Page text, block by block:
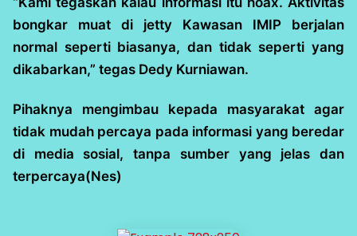
bongkar muat di jetty Kawasan IMIP berjalan
normal seperti biasanya, dan tidak seperti yang
dikabarkan,” tegas Dedy Kurniawan.
Pihaknya mengimbau kepada masyarakat agar
tidak mudah percaya pada informasi yang beredar
di media sosial, tanpa sumber yang jelas dan
terpercaya(Nes)